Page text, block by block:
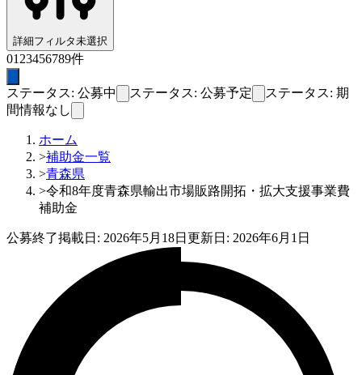
詳細フィルタ未選択
01 23456789件
ステータス: 公募中 ステータス: 公募予定
ステータス: 期
間情報なし
ホーム
>補助金一覧
>青森県
>令和8年度青森県輸出市場販路開拓・拡大支援事業費
補助金
公募終了掲載日: 2026年5月18日 更新日: 2026年6月1日